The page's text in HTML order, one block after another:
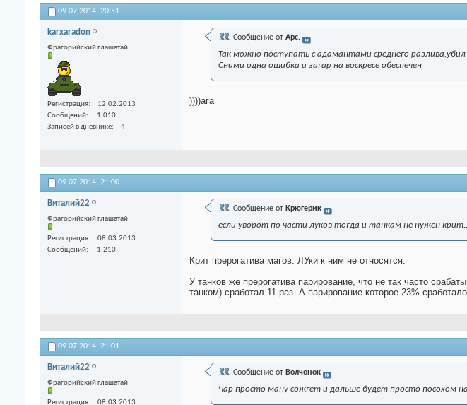
09.07.2014, 20:51
karxaradon
Фрагорийский глашатай
Регистрация
12.02.2013
Сообщений
1,010
Записей в дневнике
4
Сообщение от Арс.
Так можно поступать с адамантами среднего
Сними одна ошибка и загар на воскресе обеспечен
))))ага
09.07.2014, 21:00
Виталий22
Фрагорийский глашатай
Регистрация
08.03.2013
Сообщений
1,210
Сообщение от Крюгерик
если уворот по части луков тогда и танкам не нужен
Крит прерогатива магов. ЛУки к ним не относятся.
У танков же прерогатива парирование, что не так часто
танком) сработал 11 раз. А парирование которое 23%
09.07.2014, 21:01
Виталий22
Фрагорийский глашатай
Регистрация 08.03.2013
Сообщение от Волчонок
Чар просто ману сожгет и дальше будет просто посохом